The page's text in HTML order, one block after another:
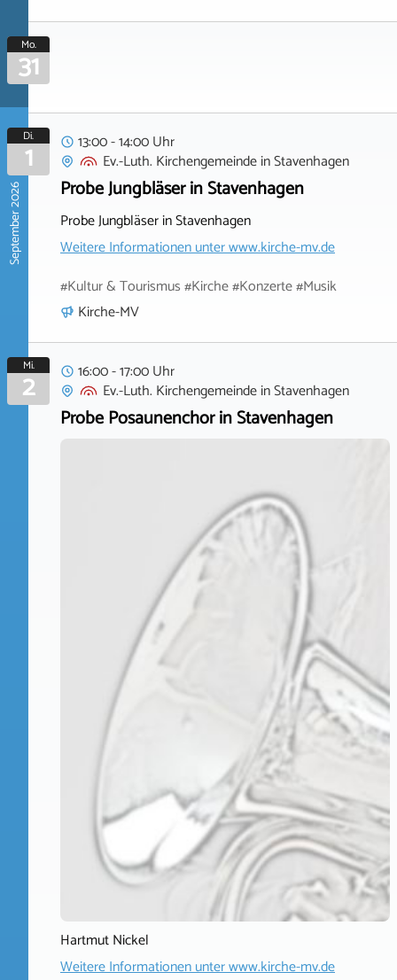
Mo.
31
September 2026
Di.
1
13:00 - 14:00 Uhr
Ev.-Luth. KirchengemeindeinStavenhagen
Probe Jungbläser in Stavenhagen
Probe Jungbläser in Stavenhagen
Weitere Informationen unterwww.kirche-mv.de
#Kultur & Tourismus #Kirche #Konzerte #Musik
Kirche-MV
Mi.
2
16:00 - 17:00 Uhr
Ev.-Luth. KirchengemeindeinStavenhagen
Probe Posaunenchor in Stavenhagen
Hartmut Nickel
Weitere Informationen unterwww.kirche-mv.de